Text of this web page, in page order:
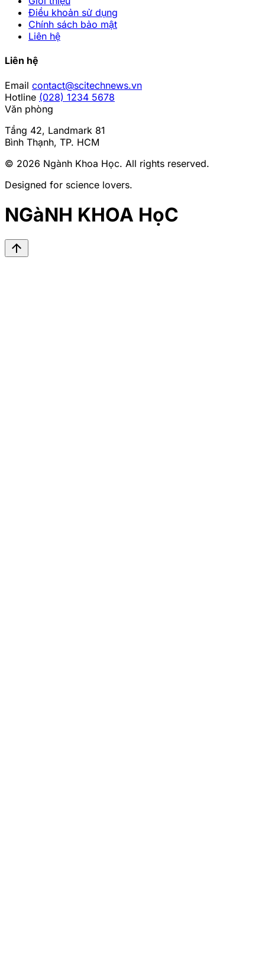
Điều khoản sử dụng
Chính sách bảo mật
Liên hệ
Liên hệ
Email contact@scitechnews.vn
Hotline (028) 1234 5678
Văn phòng
Tầng 42, Landmark 81
Bình Thạnh, TP. HCM
© 2026 Ngành Khoa Học. All rights reserved.
Designed for science lovers.
NGàNH KHOA HọC
arrow_upward